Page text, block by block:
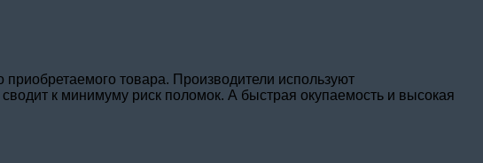
приобретаемого товара. Производители используют
к минимуму риск поломок. А быстрая окупаемость и высокая